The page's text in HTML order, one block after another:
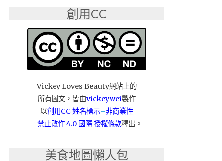
創用CC
Vickey Loves Beauty網站上的
所有圖文，皆由vickeywei製作
以創用CC 姓名標示–非商業性
–禁止改作4.0 國際 授權條款釋出。
美食地圖懶人包